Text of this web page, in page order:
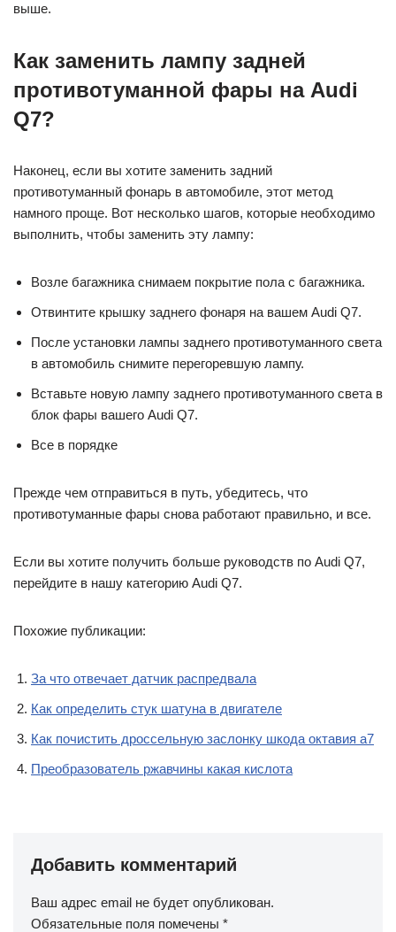
выше.
Как заменить лампу задней
противотуманной фары на Audi
Q7?
Наконец, если вы хотите заменить задний
противотуманный фонарь в автомобиле, этот метод
намного проще. Вот несколько шагов, которые необходимо
выполнить, чтобы заменить эту лампу:
Возле багажника снимаем покрытие пола с багажника.
Отвинтите крышку заднего фонаря на вашем Audi Q7.
После установки лампы заднего противотуманного света
в автомобиль снимите перегоревшую лампу.
Вставьте новую лампу заднего противотуманного света в
блок фары вашего Audi Q7.
Все в порядке
Прежде чем отправиться в путь, убедитесь, что
противотуманные фары снова работают правильно, и все.
Если вы хотите получить больше руководств по Audi Q7,
перейдите в нашу категорию Audi Q7.
Похожие публикации:
За что отвечает датчик распредвала
Как определить стук шатуна в двигателе
Как почистить дроссельную заслонку шкода октавия а7
Преобразователь ржавчины какая кислота
Добавить комментарий
Ваш адрес email не будет опубликован.
Обязательные поля помечены *